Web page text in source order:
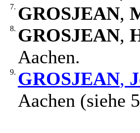
7. GROSJEAN,
8. GROSJEAN,
Aachen.
9. GROSJEAN,
Aachen (siehe